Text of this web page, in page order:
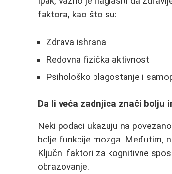
faktora, kao što su:
Zdrava ishrana
Redovna fizička aktivnost
Psihološko blagostanje i
Da li veća zadnjica znači bolju
Neki podaci ukazuju na
bolje funkcije mozga. Međutim,
Ključni faktori za kognitivne
obrazovanje.